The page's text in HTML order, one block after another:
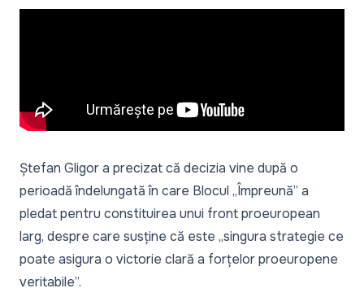
Ștefan Gligor a precizat că decizia vine după o
perioadă îndelungată în care Blocul „Împreună” a
pledat pentru constituirea unui front proeuropean
larg, despre care susține că este „singura strategie ce
poate asigura o victorie clară a forțelor proeuropene
veritabile”.